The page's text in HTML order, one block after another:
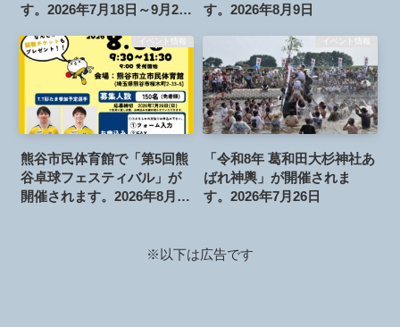
す。2026年7月18日～9月23
す。2026年8月9日
イベント情報
熊谷市民体育館で「第5回熊
谷卓球フェスティバル」が
開催されます。2026年8月6
イベント情報
「令和8年 葛和田大杉神社あ
ばれ神輿」が開催されま
す。2026年7月26日
※以下は広告です